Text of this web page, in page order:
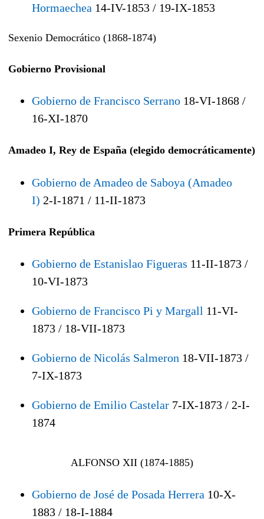
Hormaechea 14-IV-1853 / 19-IX-1853
Sexenio Democrático (1868-1874)
Gobierno Provisional
Gobierno de Francisco Serrano 18-VI-1868 /
16-XI-1870
Amadeo I, Rey de España (elegido democráticamente)
Gobierno de Amadeo de Saboya (Amadeo
I) 2-I-1871 / 11-II-1873
Primera República
Gobierno de Estanislao Figueras 11-II-1873 /
10-VI-1873
Gobierno de Francisco Pi y Margall 11-VI-
1873 / 18-VII-1873
Gobierno de Nicolás Salmeron 18-VII-1873 /
7-IX-1873
Gobierno de Emilio Castelar 7-IX-1873 / 2-I-
1874
ALFONSO XII (1874-1885)
Gobierno de José de Posada Herrera 10-X-
1883 / 18-I-1884